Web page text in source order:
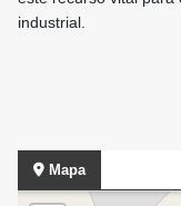
industrial.
Mapa